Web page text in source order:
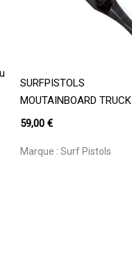
est vide.
Ajouter Au Panier
SURFPISTOLS
MOUTAINBOARD TRUCK
59,00 €
Marque : Surf Pistols